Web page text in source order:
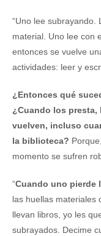
“Uno lee subrayando.
material. Uno lee con
entonces se vuelve
actividades: leer y
¿Entonces qué
¿Cuando los presta,
vuelven, incluso
la biblioteca?
momento se sufren
“Cuando uno pierde
las huellas materiales
llevan libros, yo les
subrayados. Decime